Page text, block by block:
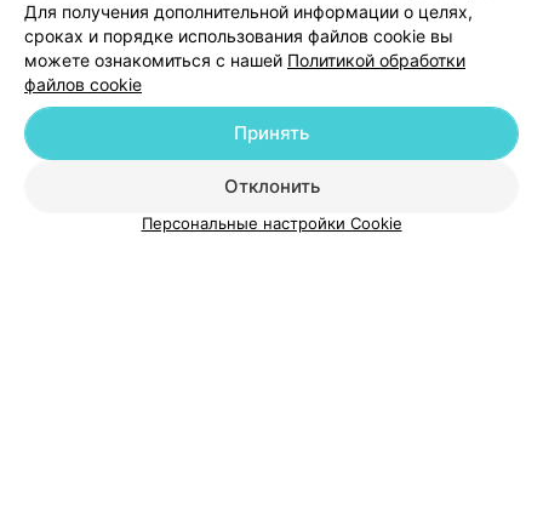
Добавить специалиста
О проекте Новости проекта
Размещение рекламы
Медицинский маркетинг
Публичный договор
Пользовательское соглашение
Способы оплаты
Для получения дополнительной информации о целях,
сроках и порядке использования файлов cookie вы
можете ознакомиться с нашей Политикой обработки
файлов cookie
Отклонить
Принять
Персональные настройки Cookie